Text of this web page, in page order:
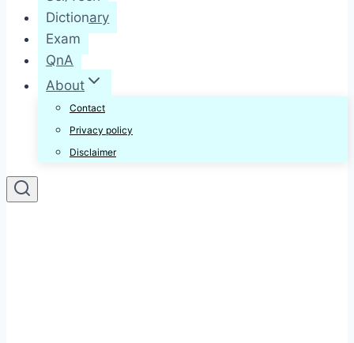
Dictionary
Exam
QnA
About
Contact
Privacy policy
Disclaimer